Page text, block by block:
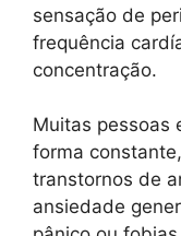
sensação de
frequência
concentração.
Muitas pessoas
forma
transtornos de
ansiedade